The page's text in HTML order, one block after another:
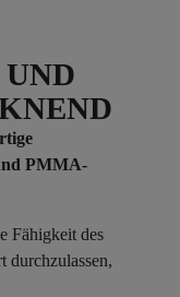
PMMA-
Fähigkeit des
durchzulassen,